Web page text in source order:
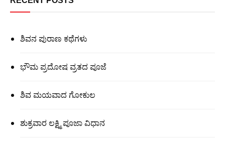
ಶಿವನ ಪುರಾಣ ಕಥೆಗಳು
ಭೌಮ ಪ್ರದೋಷ ವ್ರತದ ಪೂಜೆ
ಶಿವ ಮಯವಾದ ಗೋಕುಲ
ಶುಕ್ರವಾರ ಲಕ್ಷ್ಮಿ ಪೂಜಾ ವಿಧಾನ